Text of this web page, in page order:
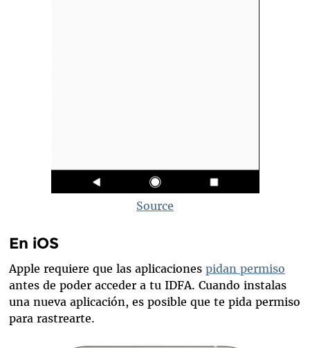
Source
En iOS
Apple requiere que las aplicaciones pidan permiso
antes de poder acceder a tu IDFA. Cuando instalas
una nueva aplicación, es posible que te pida permiso
para rastrearte.